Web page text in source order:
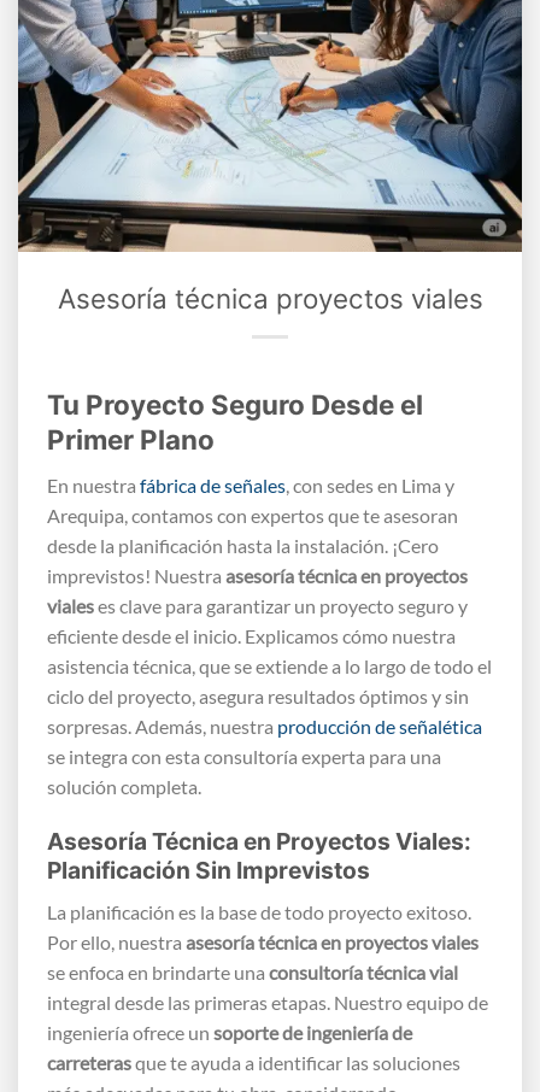
Asesoría técnica proyectos viales
Tu Proyecto Seguro Desde el
Primer Plano
En nuestra fábrica de señales, con sedes en Lima y
Arequipa, contamos con expertos que te asesoran
desde la planificación hasta la instalación. ¡Cero
imprevistos! Nuestra asesoría técnica en proyectos
vialeses clave para garantizar un proyecto seguro y
eficiente desde el inicio. Explicamos cómo nuestra
asistencia técnica, que se extiende a lo largo de todo el
ciclo del proyecto, asegura resultados óptimos y sin
sorpresas. Además, nuestra producción de señalética
se integra con esta consultoría experta para una
solución completa.
Asesoría Técnica en Proyectos Viales:
Planificación Sin Imprevistos
La planificación es la base de todo proyecto exitoso.
Por ello, nuestra asesoría técnica en proyectos viales
se enfoca en brindarte una consultoría técnica vial
integral desde las primeras etapas. Nuestro equipo de
ingeniería ofrece un soporte de ingeniería de
carreterasque te ayuda a identificar las soluciones